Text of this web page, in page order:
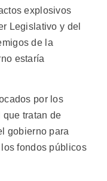
explosivos
Legislativo y del
de la
estaría
por los
tratan de
gobierno para
fondos públicos